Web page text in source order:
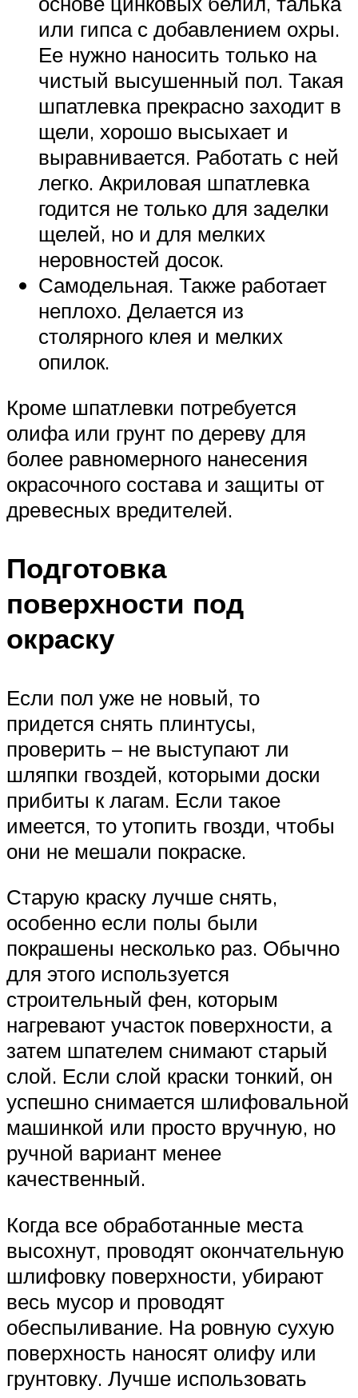
или гипса с добавлением охры.
Ее нужно наносить только на
чистый высушенный пол. Такая
шпатлевка прекрасно заходит в
щели, хорошо высыхает и
выравнивается. Работать с ней
легко. Акриловая шпатлевка
годится не только для заделки
щелей, но и для мелких
неровностей досок.
Самодельная. Также работает
неплохо. Делается из
столярного клея и мелких
опилок.
Кроме шпатлевки потребуется
олифа или грунт по дереву для
более равномерного нанесения
окрасочного состава и защиты от
древесных вредителей.
Подготовка
поверхности под
окраску
Если пол уже не новый, то
придется снять плинтусы,
проверить – не выступают ли
шляпки гвоздей, которыми доски
прибиты к лагам. Если такое
имеется, то утопить гвозди, чтобы
они не мешали покраске.
Старую краску лучше снять,
особенно если полы были
покрашены несколько раз. Обычно
для этого используется
строительный фен, которым
нагревают участок поверхности, а
затем шпателем снимают старый
слой. Если слой краски тонкий, он
успешно снимается шлифовальной
машинкой или просто вручную, но
ручной вариант менее
качественный.
Когда все обработанные места
высохнут, проводят окончательную
шлифовку поверхности, убирают
весь мусор и проводят
обеспыливание. На ровную сухую
поверхность наносят олифу или
грунтовку. Лучше использовать